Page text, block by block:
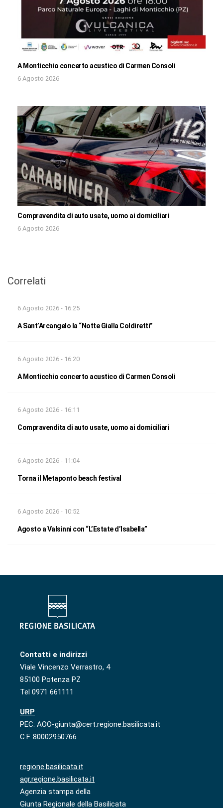
A Monticchio concerto acustico di Carmen Consoli
6 Agosto 2026
Compravendita di auto usate, uomo ai domiciliari
6 Agosto 2026
Correlati
6 Agosto 2026 - 16:25
A Sant’Arcangelo la “Notte Gialla Coldiretti”
6 Agosto 2026 - 16:20
A Monticchio concerto acustico di Carmen Consoli
6 Agosto 2026 - 16:11
Compravendita di auto usate, uomo ai domiciliari
6 Agosto 2026 - 11:04
Torna il Metaponto beach festival
6 Agosto 2026 - 10:52
Agosto a Valsinni con “L’Estate d’Isabella”
Contatti e indirizzi
Viale Vincenzo Verrastro, 4
85100 Potenza PZ
Tel 0971 661111
URP
PEC: AOO-giunta@cert.regione.basilicata.it
C.F. 80002950766
regione.basilicata.it
agr.regione.basilicata.it
Agenzia stampa della
Giunta Regionale della Basilicata